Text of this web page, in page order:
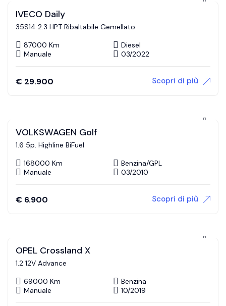
IVECO Daily
35S14 2.3 HPT Ribaltabile Gemellato
87000 Km
Diesel
Manuale
03/2022
€ 29.900 Scopri di più
VOLKSWAGEN Golf
1.6 5p. Highline BiFuel
168000 Km
Benzina/GPL
Manuale
03/2010
€ 6.900 Scopri di più
OPEL Crossland X
1.2 12V Advance
69000 Km
Benzina
Manuale
10/2019